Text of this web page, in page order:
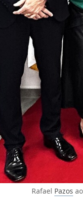
Rafael Pazos